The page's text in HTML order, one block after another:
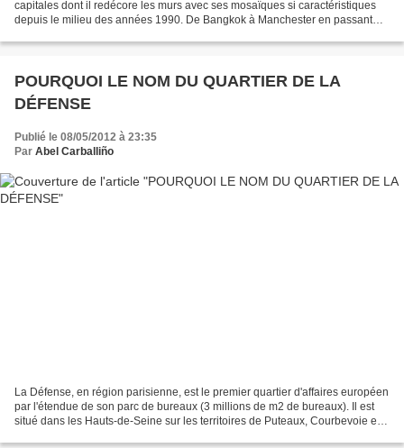
capitales dont il redécore les murs avec ses mosaïques si caractéristiques
depuis le milieu des années 1990. De Bangkok à Manchester en passant
POURQUOI LE NOM DU QUARTIER DE LA
DÉFENSE
Publié le 08/05/2012 à 23:35
Par Abel Carballiño
La Défense, en région parisienne, est le premier quartier d'affaires européen
par l'étendue de son parc de bureaux (3 millions de m2 de bureaux). Il est
situé dans les Hauts-de-Seine sur les territoires de Puteaux, Courbevoie et